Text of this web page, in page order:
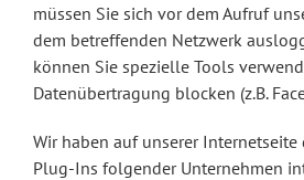
müssen Sie sich vor dem Aufruf
dem betreffenden Netzwerk
können Sie spezielle Tools
Datenübertragung blocken (z.B.
Wir haben auf unserer
Plug-Ins folgender Unternehmen